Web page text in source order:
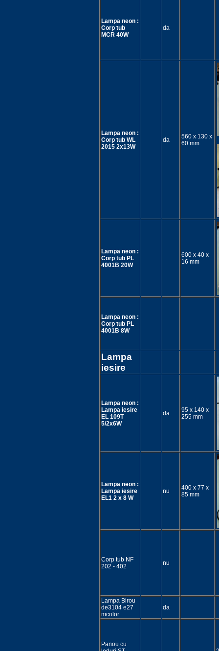
Lampa neon :
Corp tub
MCR 40W
da
Lampa neon :
Corp tub WL
2015 2x13W
da
560 x 130 x
60 mm
Lampa neon :
Corp tub PL
4001B 20W
600 x 40 x
16 mm
Lampa neon :
Corp tub PL
4001B 8W
Lampa
iesire
Lampa neon :
Lampa iesire
EL 109T
5/2x6W
da
95 x 140 x
255 mm
Lampa neon :
Lampa iesire
EL1 2 x 8 W
nu
400 x 77 x
85 mm
Corp tub NF
202 - 402
nu
Lampa Birou
de3104 e27
mcolor
da
Panou cu